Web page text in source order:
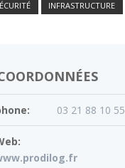
INFRASTRUCTURE
03 21 88 10 55